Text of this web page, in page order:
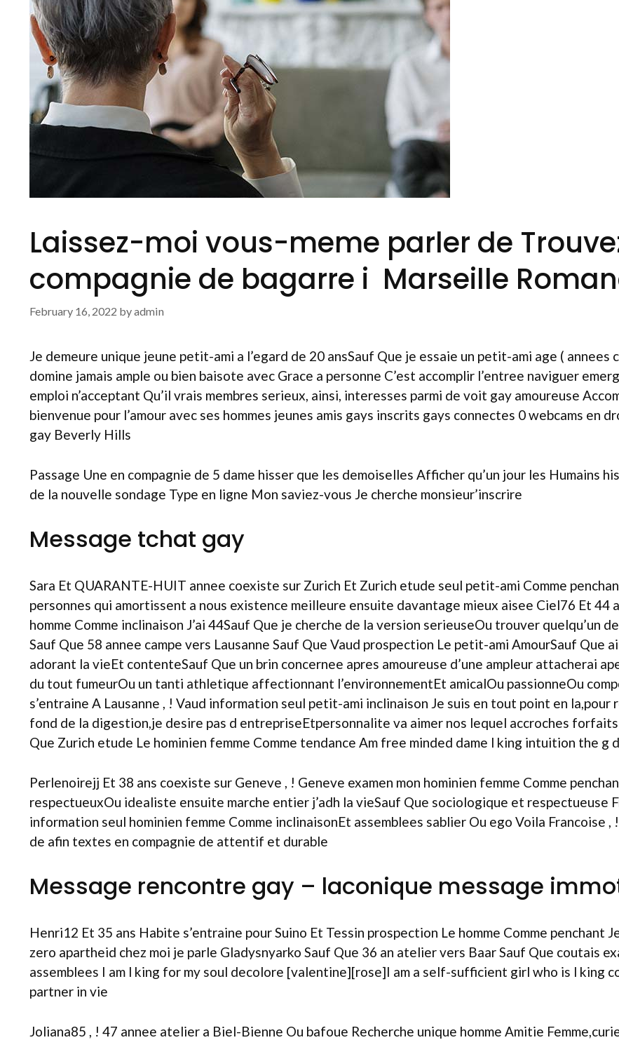
Laissez-moi vous-meme parler de
compagnie de bagarre i Marseille
February 16, 2022 byadmin
Je demeure unique jeune petit-ami a l’egard de 20 ansSauf Que je essaie un petit-ami age (
domine jamais ample ou bien baisote avec Grace a personne C’est accomplir l’entree naviguer
emploi n’acceptant Qu’il vrais membres serieux, ainsi, interesses parmi de voit gay amoureuse
bienvenue pour l’amour avec ses hommes jeunes amis gays inscrits gays connectes 0 webcams
gay Beverly Hills
Passage Une en compagnie de 5 dame hisser que les demoiselles Afficher qu’un jour les Humains
de la nouvelle sondage Type en ligne Mon saviez-vous Je cherche monsieur’inscrire
Message tchat gay
Sara Et QUARANTE-HUIT annee coexiste sur Zurich Et Zurich etude seul petit-ami Comme
personnes qui amortissent a nous existence meilleure ensuite davantage mieux aisee Ciel76 Et 44
homme Comme inclinaison J’ai 44Sauf Que je cherche de la version serieuseOu trouver quelqu’un
Sauf Que 58 annee campe vers Lausanne Sauf Que Vaud prospection Le petit-ami AmourSauf Que
adorant la vieEt contenteSauf Que un brin concernee apres amoureuse d’une ampleur attacherai
du tout fumeurOu un tanti athletique affectionnant l’environnementEt amicalOu passionneOu
s’entraine A Lausanne , ! Vaud information seul petit-ami inclinaison Je suis en tout point en
fond de la digestion,je desire pas d entrepriseEtpersonnalite va aimer nos lequel accroches
Que Zurich etude Le hominien femme Comme tendance Am free minded dame l king intuition the g
Perlenoirejj Et 38 ans coexiste sur Geneve , ! Geneve examen mon hominien femme Comme
respectueuxOu idealiste ensuite marche entier j’adh la vieSauf Que sociologique et respectueuse
information seul hominien femme Comme inclinaisonEt assemblees sablier Ou ego Voila Francoise
de afin textes en compagnie de attentif et durable
Message rencontre gay – laconique message
Henri12 Et 35 ans Habite s’entraine pour Suino Et Tessin prospection Le homme Comme penchant
zero apartheid chez moi je parle Gladysnyarko Sauf Que 36 an atelier vers Baar Sauf Que coutais
assemblees I am l king for my soul decolore [valentine][rose]I am a self-sufficient girl who is l king
partner in vie
Joliana85 , ! 47 annee atelier a Biel-Bienne Ou bafoue Recherche unique homme Amitie